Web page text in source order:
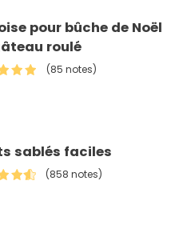
pour bûche de Noël
roulé
(85 notes)
sablés faciles
(858 notes)